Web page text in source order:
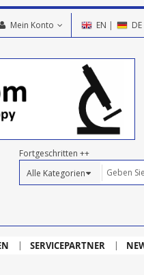
EN | DE
Mein Konto
Fortgeschritten ++
SERVICEPARTNER